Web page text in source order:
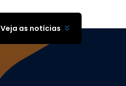
Veja as notícias